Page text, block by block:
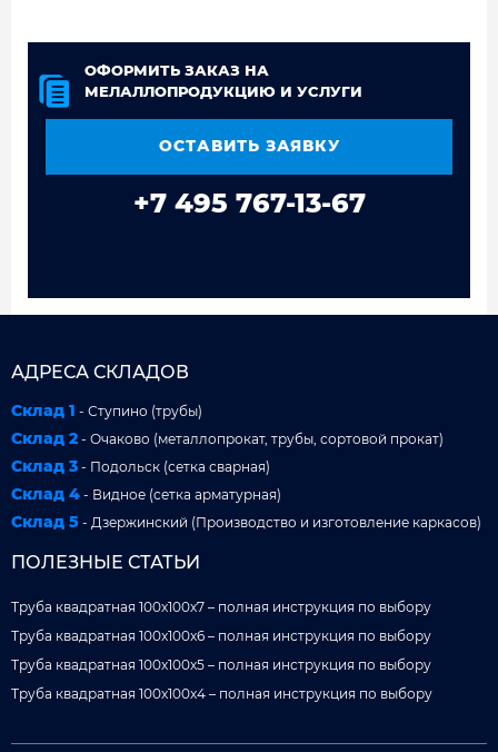
ОФОРМИТЬ ЗАКАЗ НА
МЕЛАЛЛОПРОДУКЦИЮ И УСЛУГИ
ОСТАВИТЬ ЗАЯВКУ
+7 495 767-13-67
АДРЕСА СКЛАДОВ
Склад 1 - Ступино (трубы)
Склад 2 - Очаково (металлопрокат, трубы, сортовой прокат)
Склад 3 - Подольск (сетка сварная)
Склад 4 - Видное (сетка арматурная)
Склад 5 - Дзержинский (Производство и изготовление каркасов)
ПОЛЕЗНЫЕ СТАТЬИ
Труба квадратная 100x100x7 – полная инструкция по выбору
Труба квадратная 100x100x6 – полная инструкция по выбору
Труба квадратная 100x100x5 – полная инструкция по выбору
Труба квадратная 100x100x4 – полная инструкция по выбору